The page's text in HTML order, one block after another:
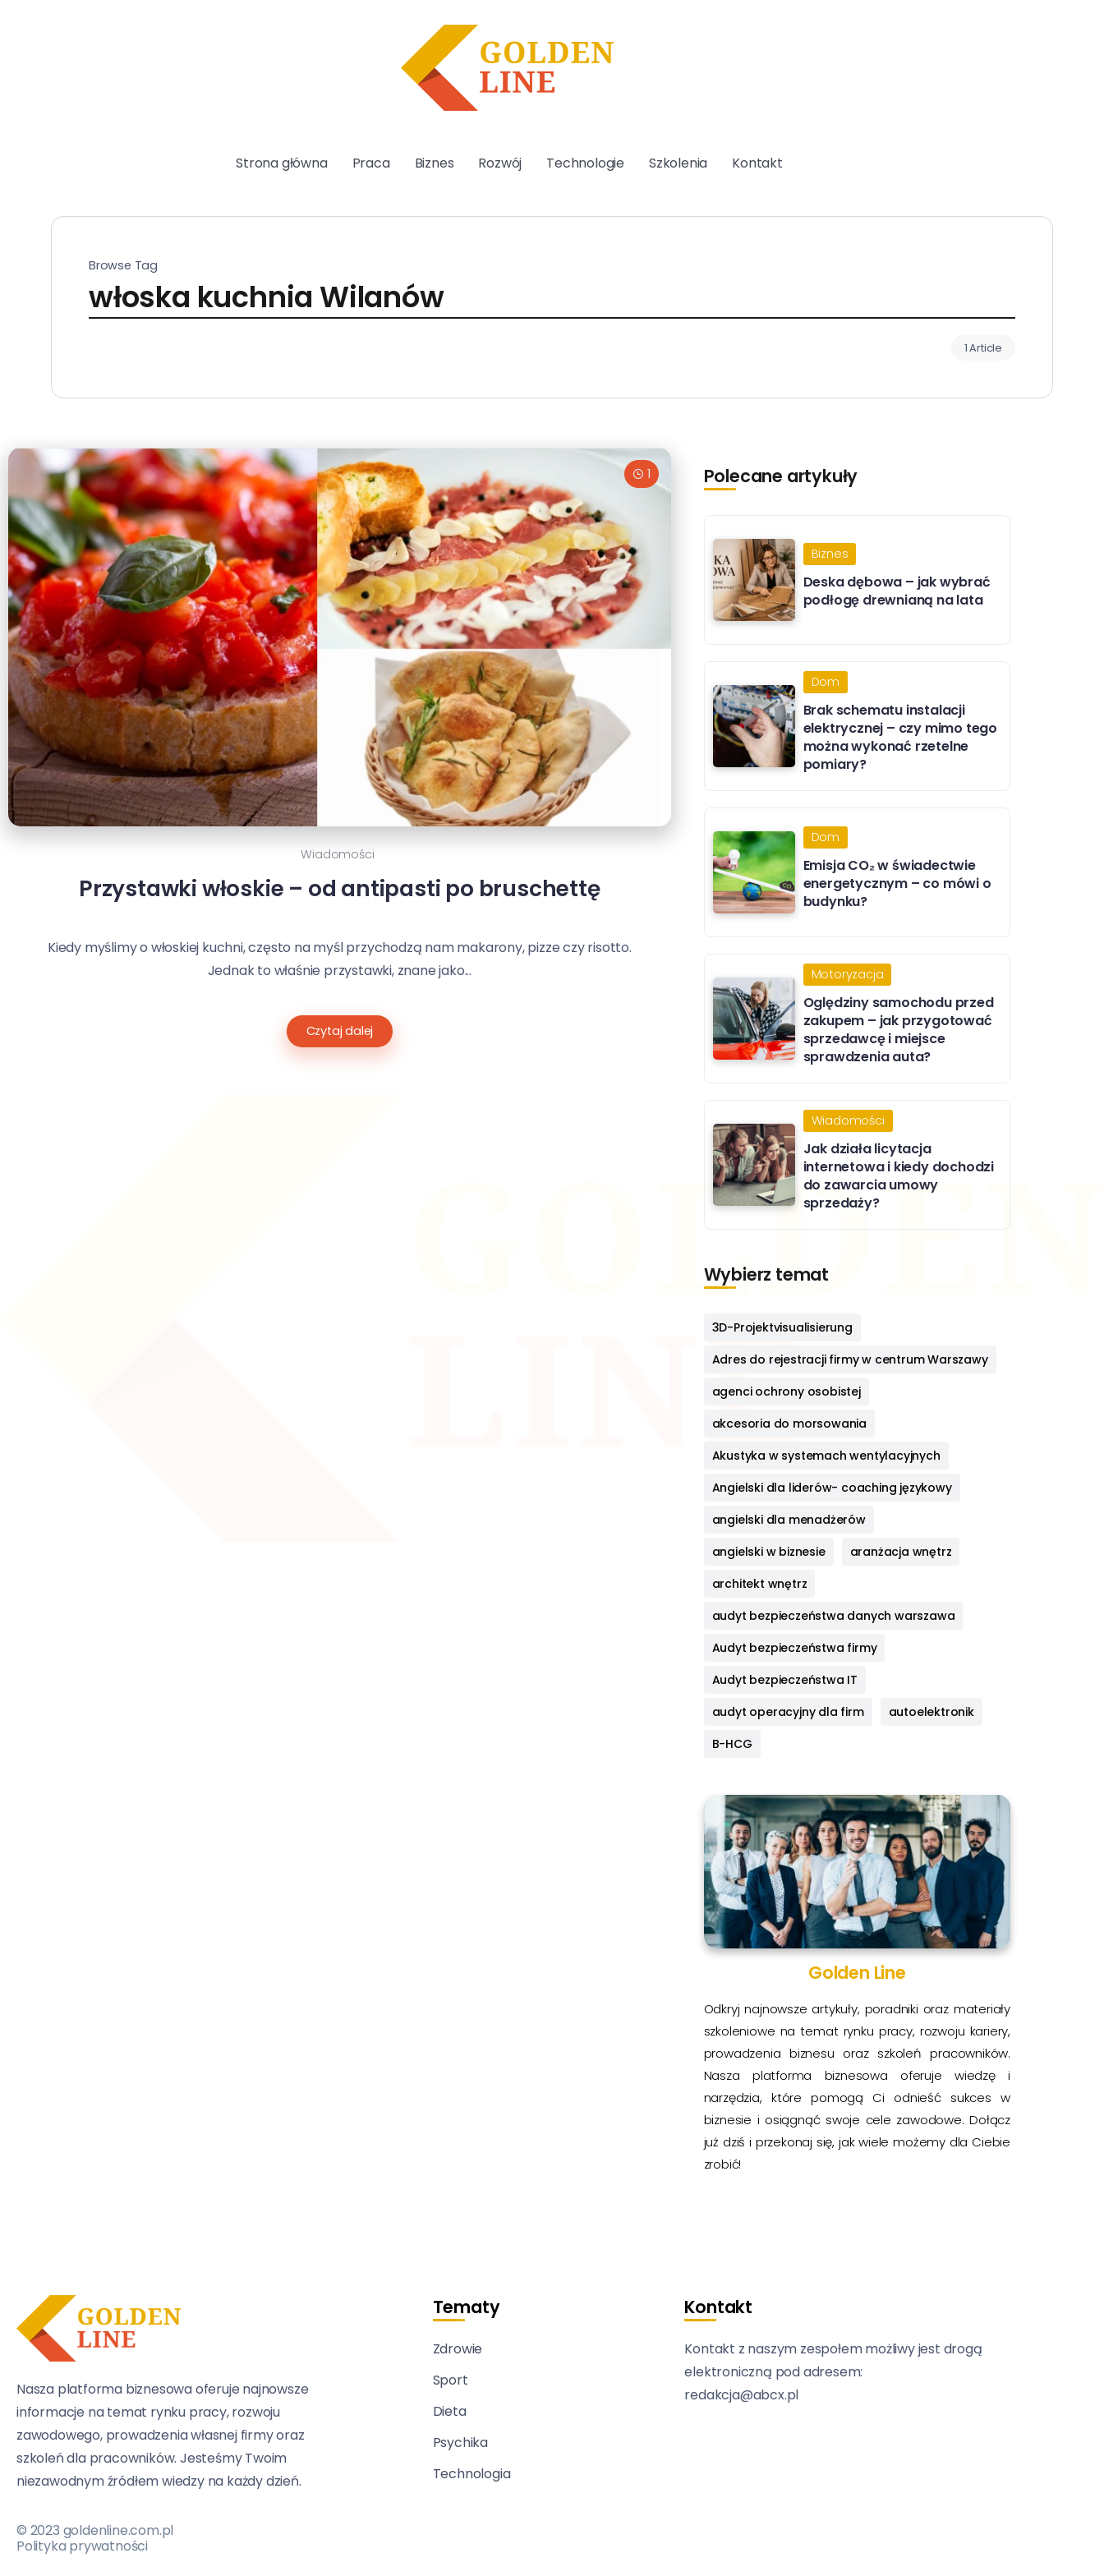
Strona główna Praca Biznes Rozwój Technologie Szkolenia Kontakt
Browse Tag
włoska kuchnia Wilanów
1 Article
1
Wiadomości
Przystawki włoskie – od antipasti po bruschettę
Kiedy myślimy o włoskiej kuchni, często na myśl przychodzą nam makarony, pizze czy risotto.
Jednak to właśnie przystawki, znane jako...
Czytaj dalej
Polecane artykuły
Biznes
Deska dębowa – jak wybrać
podłogę drewnianą na lata
Dom
Brak schematu instalacji
elektrycznej – czy mimo tego
można wykonać rzetelne
pomiary?
Dom
Emisja CO₂ w świadectwie
energetycznym – co mówi o
budynku?
Motoryzacja
Oględziny samochodu przed
zakupem – jak przygotować
sprzedawcę i miejsce
sprawdzenia auta?
Wiadomości
Jak działa licytacja
internetowa i kiedy dochodzi
do zawarcia umowy
sprzedaży?
Wybierz temat
3D-Projektvisualisierung
Adres do rejestracji firmy w centrum Warszawy
agenci ochrony osobistej
akcesoria do morsowania
Akustyka w systemach wentylacyjnych
Angielski dla liderów- coaching językowy
angielski dla menadżerów
angielski w biznesie
aranżacja wnętrz
architekt wnętrz
audyt bezpieczeństwa danych warszawa
Audyt bezpieczeństwa firmy
Audyt bezpieczeństwa IT
audyt operacyjny dla firm
autoelektronik
B-HCG
Golden Line
Odkryj najnowsze artykuły, poradniki oraz materiały
szkoleniowe na temat rynku pracy, rozwoju kariery,
prowadzenia biznesu oraz szkoleń pracowników.
Nasza platforma biznesowa oferuje wiedzę i
narzędzia, które pomogą Ci odnieść sukces w
biznesie i osiągnąć swoje cele zawodowe. Dołącz
już dziś i przekonaj się, jak wiele możemy dla Ciebie
zrobić!
Nasza platforma biznesowa oferuje najnowsze
informacje na temat rynku pracy, rozwoju
zawodowego, prowadzenia własnej firmy oraz
szkoleń dla pracowników. Jesteśmy Twoim
niezawodnym źródłem wiedzy na każdy dzień.
© 2023 goldenline.com.pl
Polityka prywatności
Tematy
Zdrowie
Sport
Dieta
Psychika
Technologia
Kontakt
Kontakt z naszym zespołem możliwy jest drogą
elektroniczną pod adresem:
redakcja@abcx.pl